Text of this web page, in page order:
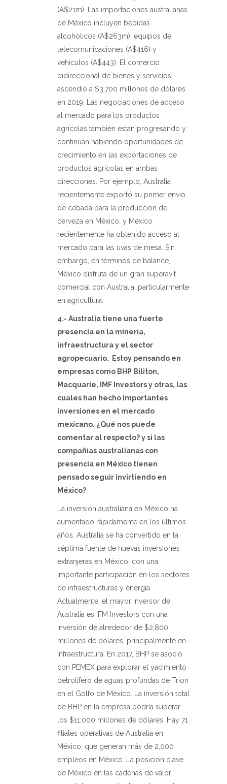
(A$21m). Las importaciones australianas
de México incluyen bebidas
alcohólicos (A$263m), equipos de
telecomunicaciones (A$416) y
vehículos (A$443). El comercio
bidireccional de bienes y servicios
ascendió a $3,700 millones de dólares
en 2019. Las negociaciones de acceso
al mercado para los productos
agrícolas también están progresando y
continúan habiendo oportunidades de
crecimiento en las exportaciones de
productos agrícolas en ambas
direcciones. Por ejemplo, Australia
recientemente exportó su primer envío
de cebada para la producción de
cerveza en México, y México
recientemente ha obtenido acceso al
mercado para las uvas de mesa. Sin
embargo, en términos de balance,
México disfruta de un gran superávit
comercial con Australia, particularmente
en agricultura.
4.- Australia tiene una fuerte
presencia en la minería,
infraestructura y el sector
agropecuario.
Estoy pensando en
empresas como BHP Biliton,
Macquarie, IMF Investors y otras, las
cuales han hecho importantes
inversiones en el mercado
mexicano. ¿Qué nos puede
comentar al respecto? y si las
compañías australianas con
presencia en México tienen
pensado seguir invirtiendo en
México?
La inversión australiana en México ha
aumentado rápidamente en los últimos
años. Australia se ha convertido en la
séptima fuente de nuevas inversiones
extranjeras en México, con una
importante participación en los sectores
de infraestructuras y energía.
Actualmente, el mayor inversor de
Australia es IFM Investors con una
inversión de alrededor de $2,800
millones de dólares, principalmente en
infraestructura. En 2017, BHP se asoció
con PEMEX para explorar el yacimiento
petrolífero de aguas profundas de Trion
en el Golfo de México. La inversión total
de BHP en la empresa podría superar
los $11,000 millones de dólares. Hay 71
filiales operativas de Australia en
México, que generan más de 2,000
empleos en México. La posición clave
de México en las cadenas de valor